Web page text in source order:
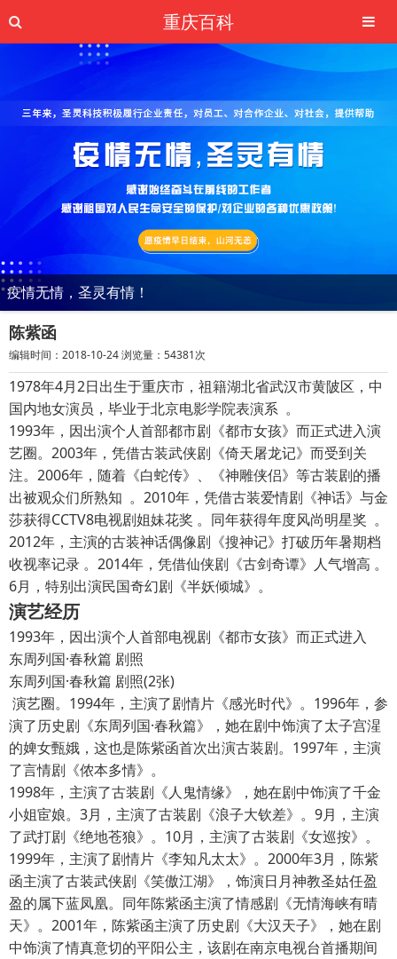
重庆百科
疫情无情，圣灵有情！
陈紫函
编辑时间：2018-10-24 浏览量：54381次
1978年4月2日出生于重庆市，祖籍湖北省武汉市黄陂区，中
国内地女演员，毕业于北京电影学院表演系 。
1993年，因出演个人首部都市剧《都市女孩》而正式进入演
艺圈。2003年，凭借古装武侠剧《倚天屠龙记》而受到关
注。2006年，随着《白蛇传》、《神雕侠侣》等古装剧的播
出被观众们所熟知 。2010年，凭借古装爱情剧《神话》与金
莎获得CCTV8电视剧姐妹花奖 。同年获得年度风尚明星奖 。
2012年，主演的古装神话偶像剧《搜神记》打破历年暑期档
收视率记录 。2014年，凭借仙侠剧《古剑奇谭》人气增高 。
6月，特别出演民国奇幻剧《半妖倾城》。
演艺经历
1993年，因出演个人首部电视剧《都市女孩》而正式进入
东周列国·春秋篇 剧照
东周列国·春秋篇 剧照(2张)
演艺圈。1994年，主演了剧情片《感光时代》。1996年，参
演了历史剧《东周列国·春秋篇》，她在剧中饰演了太子宫湦
的婢女甄娥，这也是陈紫函首次出演古装剧。1997年，主演
了言情剧《侬本多情》。
1998年，主演了古装剧《人鬼情缘》，她在剧中饰演了千金
小姐宦娘。3月，主演了古装剧《浪子大钦差》。9月，主演
了武打剧《绝地苍狼》。10月，主演了古装剧《女巡按》。
1999年，主演了剧情片《李知凡太太》。2000年3月，陈紫
函主演了古装武侠剧《笑傲江湖》，饰演日月神教圣姑任盈
盈的属下蓝凤凰。同年陈紫函主演了情感剧《无情海峡有晴
天》。2001年，陈紫函主演了历史剧《大汉天子》，她在剧
中饰演了情真意切的平阳公主，该剧在南京电视台首播期间